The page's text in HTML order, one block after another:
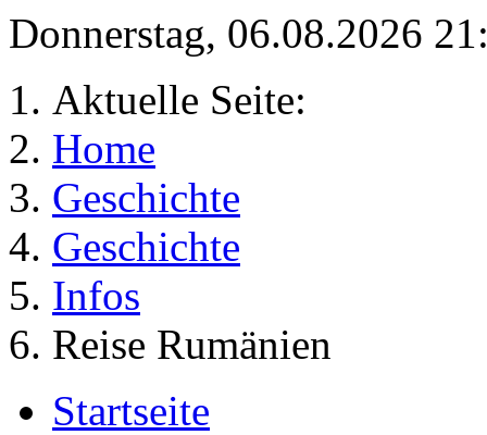
Donnerstag, 06.08.2026
Aktuelle Seite:
Home
Geschichte
Geschichte
Infos
Reise Rumänien
Startseite